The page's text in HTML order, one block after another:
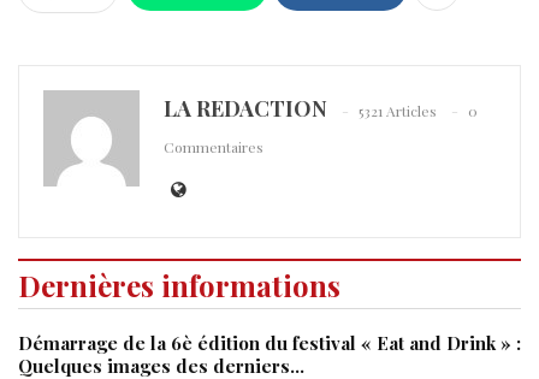
LA REDACTION 5321 Articles
0
Commentaires
Dernières informations
Démarrage de la 6è édition du festival « Eat and Drink » :
Quelques images des derniers…